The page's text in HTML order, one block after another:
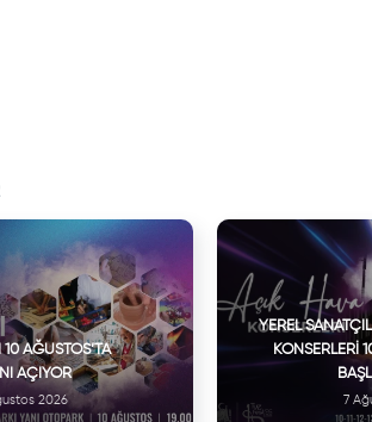
AĞUSTOS’TA
AÇIYOR
2026
YEREL
KONSERLERI
7